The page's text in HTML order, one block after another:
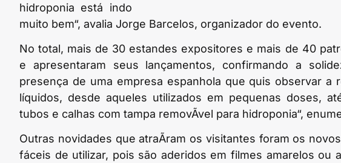
hidroponia está indo
muito bem“, avalia Jorge Barcelos, organizador do evento.
No total, mais de 30 estandes expositores e mais de 40
e apresentaram seus lançamentos, confirmando a
presença de uma empresa espanhola que quis observar a
líquidos, desde aqueles utilizados em pequenas doses,
tubos e calhas com tampa removÃ­vel para hidroponia“,
Outras novidades que atraÃ­ram os visitantes foram os
fáceis de utilizar, pois são aderidos em filmes amarelos ou